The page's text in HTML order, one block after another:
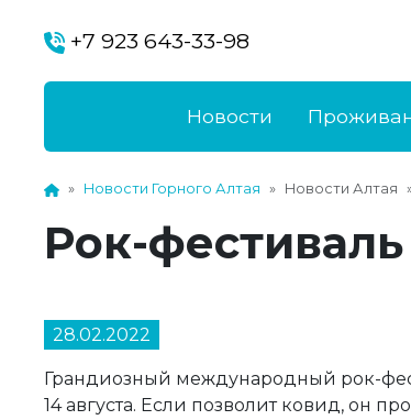
+7 923 643-33-98
Новости
Новости Горного Алтая Новости Алтая
Рок-
28.02.2022
Грандиозный международный рок-
14 августа. Если позволит ковид, он